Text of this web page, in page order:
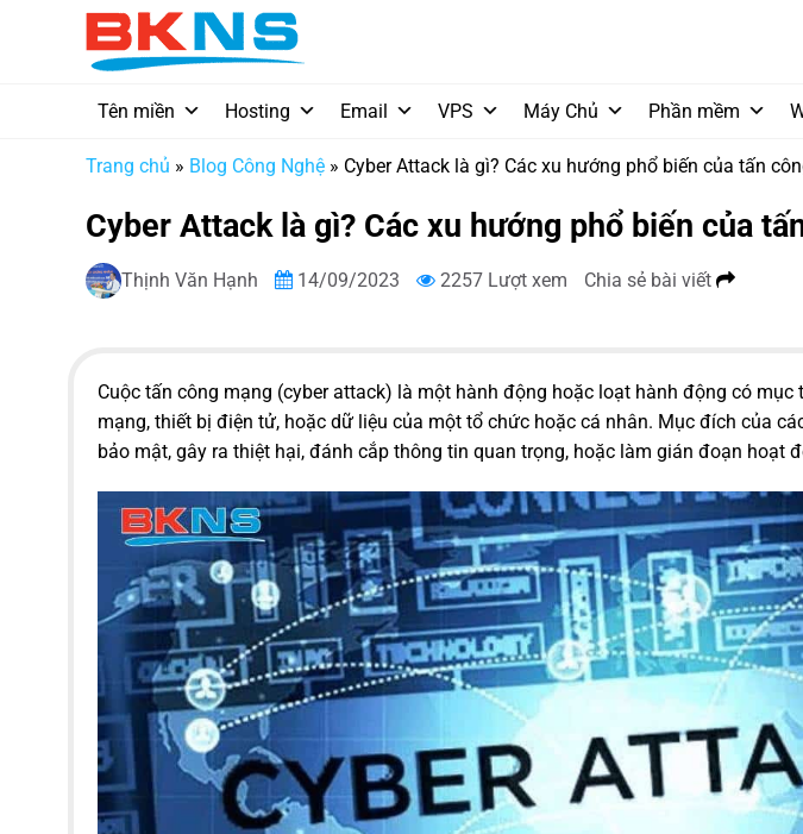
Tên miền Hosting Email VPS Máy Chủ Phần mềm
Trang chủ » Blog Công Nghệ » Cyber Attack là gì? Các xu hướng phổ biến của tấn
Cyber Attack là gì? Các xu hướng phổ biến của
Thịnh Văn Hạnh 14/09/2023 2257 Lượt xem Chia sẻ bài viết
Cuộc tấn công mạng (cyber attack) là một hành động hoặc loạt hành động có mục
mạng, thiết bị điện tử, hoặc dữ liệu của một tổ chức hoặc cá nhân. Mục đích của
bảo mật, gây ra thiệt hại, đánh cắp thông tin quan trọng, hoặc làm gián đoạn hoạt